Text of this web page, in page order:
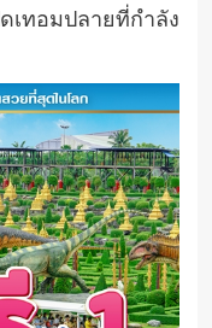
เทอมปลายที่กำลัง